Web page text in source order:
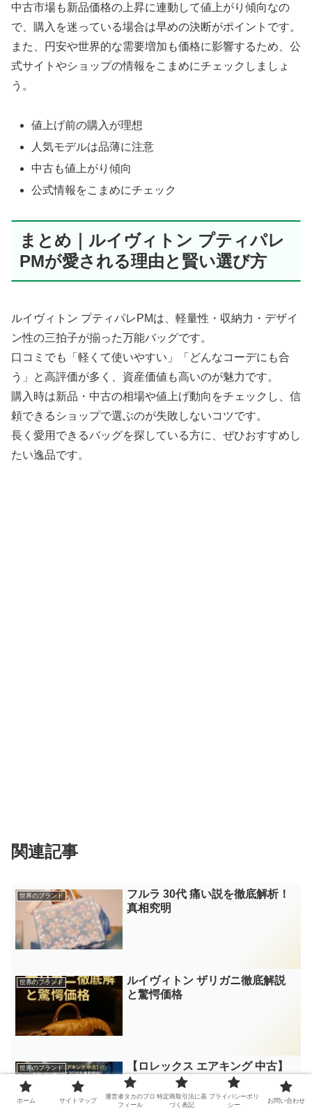
中古市場も新品価格の上昇に連動して値上がり傾向なの
で、購入を迷っている場合は早めの決断がポイントです。
また、円安や世界的な需要増加も価格に影響するため、公
式サイトやショップの情報をこまめにチェックしましょ
う。
値上げ前の購入が理想
人気モデルは品薄に注意
中古も値上がり傾向
公式情報をこまめにチェック
まとめ｜ルイヴィトン プティパレ
PMが愛される理由と賢い選び方
ルイヴィトン プティパレPMは、軽量性・収納力・デザイ
ン性の三拍子が揃った万能バッグです。
口コミでも「軽くて使いやすい」「どんなコーデにも合
う」と高評価が多く、資産価値も高いのが魅力です。
購入時は新品・中古の相場や値上げ動向をチェックし、信
頼できるショップで選ぶのが失敗しないコツです。
長く愛用できるバッグを探している方に、ぜひおすすめし
たい逸品です。
関連記事
世界のブランド
フルラ 30代 痛い説を徹底解析！
真相究明
世界のブランド
ルイヴィトン ザリガニ徹底解説
と驚愕価格
世界のブランド
【ロレックス エアキング 中古】
失敗しない選び方と2026年最新
相場！歴代4モデル徹底比較
ホーム サイトマップ
運営者タカのプロ
フィール
特定商取引法に基
づく表記
プライバシーポリ
シー
お問い合わせ